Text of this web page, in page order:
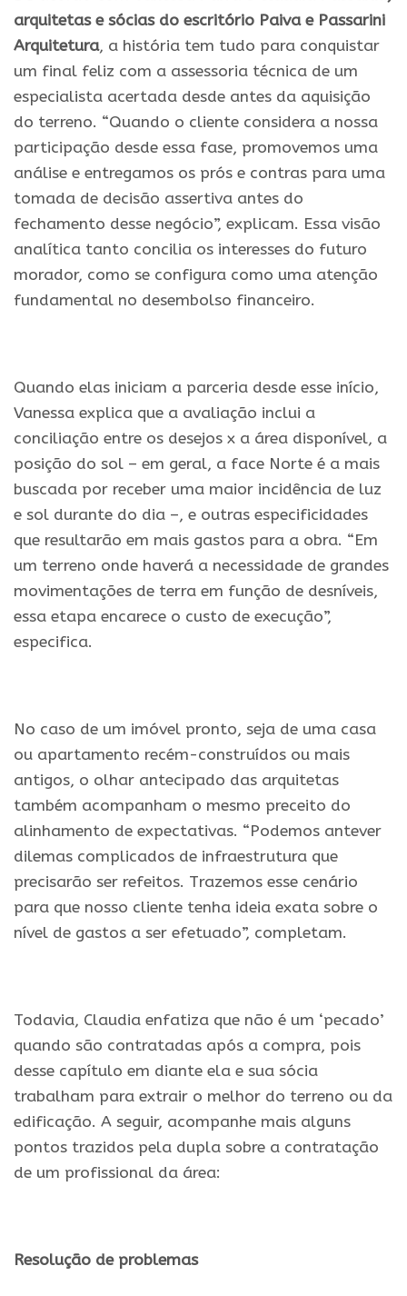
arquitetas e sócias do escritório Paiva e Passarini
Arquitetura, a história tem tudo para conquistar
um final feliz com a assessoria técnica de um
especialista acertada desde antes da aquisição
do terreno. “Quando o cliente considera a nossa
participação desde essa fase, promovemos uma
análise e entregamos os prós e contras para uma
tomada de decisão assertiva antes do
fechamento desse negócio”, explicam. Essa visão
analítica tanto concilia os interesses do futuro
morador, como se configura como uma atenção
fundamental no desembolso financeiro.
Quando elas iniciam a parceria desde esse início,
Vanessa explica que a avaliação inclui a
conciliação entre os desejos x a área disponível, a
posição do sol – em geral, a face Norte é a mais
buscada por receber uma maior incidência de luz
e sol durante do dia –, e outras especificidades
que resultarão em mais gastos para a obra. “Em
um terreno onde haverá a necessidade de grandes
movimentações de terra em função de desníveis,
essa etapa encarece o custo de execução”,
especifica.
No caso de um imóvel pronto, seja de uma casa
ou apartamento recém-construídos ou mais
antigos, o olhar antecipado das arquitetas
também acompanham o mesmo preceito do
alinhamento de expectativas. “Podemos antever
dilemas complicados de infraestrutura que
precisarão ser refeitos. Trazemos esse cenário
para que nosso cliente tenha ideia exata sobre o
nível de gastos a ser efetuado”, completam.
Todavia, Claudia enfatiza que não é um ‘pecado’
quando são contratadas após a compra, pois
desse capítulo em diante ela e sua sócia
trabalham para extrair o melhor do terreno ou da
edificação. A seguir, acompanhe mais alguns
pontos trazidos pela dupla sobre a contratação
de um profissional da área:
Resolução de problemas